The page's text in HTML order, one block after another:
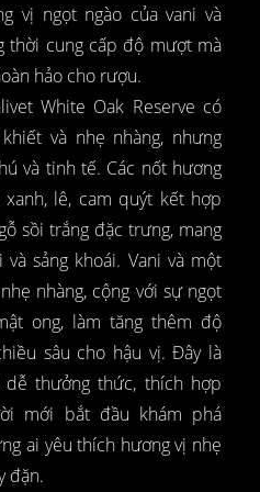
vị ngọt ngào của vani và
thời cung cấp độ mượt mà
hảo cho rượu.
White Oak Reserve có
và nhẹ nhàng, nhưng
và tinh tế. Các nốt hương
lê, cam quýt kết hợp
sồi trắng đặc trưng, mang
sảng khoái. Vani và một
nhàng, cộng với sự ngọt
ong, làm tăng thêm độ
sâu cho hậu vị. Đây là
dễ thưởng thức, thích hợp
mới bắt đầu khám phá
ai yêu thích hương vị nhẹ
đặn.